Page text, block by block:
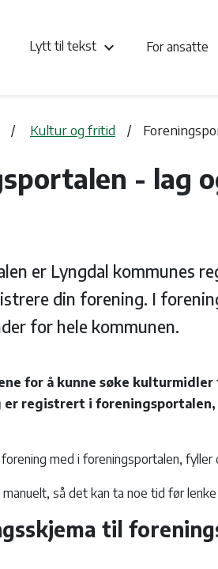
Lytt til tekst keyboard_arrow_down For ansatte
Kultur og fritid
- lag
er Lyngdal kommunes
din forening. I
for hele kommunen.
for å kunne søke
er registrert i
med i foreningsportalen, fyller
så det kan ta noe tid før
til